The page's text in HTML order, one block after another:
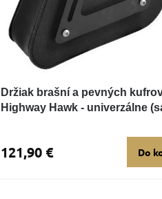
Držiak brašní a pevných
Highway Hawk - univerzálne
121,90 € Do